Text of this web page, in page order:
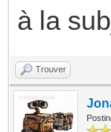
à la
Trouver